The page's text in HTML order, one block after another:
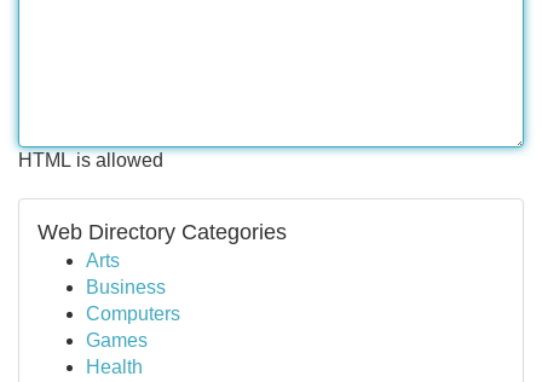
HTML is allowed
Web Directory Categories
Arts
Business
Computers
Games
Health